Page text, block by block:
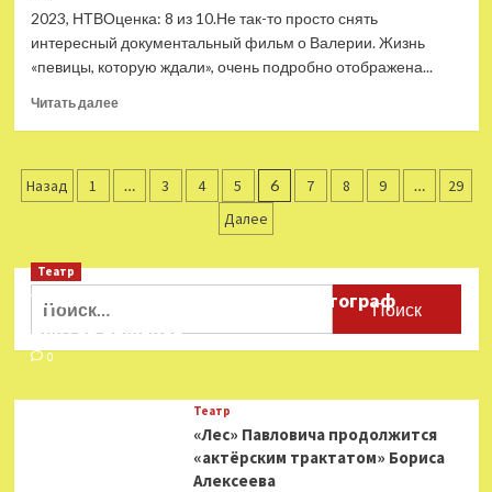
Мирошниченко
выпустили
«Ангела»
в
2023, НТВОценка: 8 из 10.Не так-то просто снять
интересный документальный фильм о Валерии. Жизнь
«певицы, которую ждали», очень подробно отображена...
Читать далееПрочитать
документальный
фильм
Валерии
«И
так!».
Синдром
Пагинация
Назад 1 … 3 4 5 6 7 8 9 …
29
Далее
Найти:
Театр
Ушёл из жизни театральный фотограф
Виктор Баженов
0
Театр
«Лес» Павловича продолжится
«актёрским трактатом» Бориса
Алексеева